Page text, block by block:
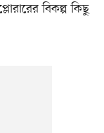
বিকল্প কিছু